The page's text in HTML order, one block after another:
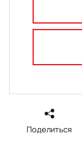
Поделиться